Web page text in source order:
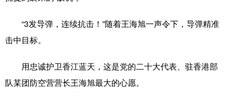
浙江 安徽 福建 江西
广东 广西 海南 重庆
“3发导弹，连续抗击！”随着王海旭一声令下，导弹精准
击中目标。
用忠诚护卫香江蓝天，这是党的二十大代表、驻香港部
队某团防空营营长王海旭最大的心愿。